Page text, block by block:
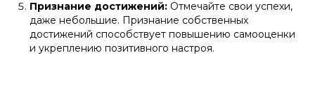
Признание достижений: Отмечайте свои успехи,
даже небольшие. Признание собственных
достижений способствует повышению самооценки
и укреплению позитивного настроя.